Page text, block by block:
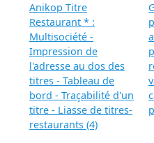
Anikop Titre
Restaurant * :
Multisociété -
Impression de
l'adresse au dos des
titres - Tableau de
bord - Traçabilité d'un
titre - Liasse de titres-
restaurants (4)